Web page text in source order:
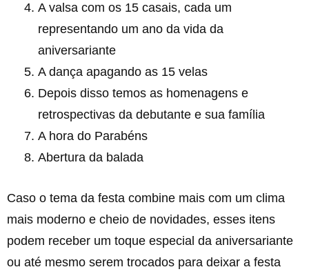
A valsa com os 15 casais, cada um
representando um ano da vida da
aniversariante
A dança apagando as 15 velas
Depois disso temos as homenagens e
retrospectivas da debutante e sua família
A hora do Parabéns
Abertura da balada
Caso o tema da festa combine mais com um clima
mais moderno e cheio de novidades, esses itens
podem receber um toque especial da aniversariante
ou até mesmo serem trocados para deixar a festa